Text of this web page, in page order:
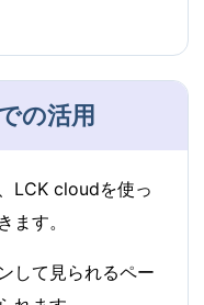
の活用
LCK cloudを使っ
ます。
して見られるペー